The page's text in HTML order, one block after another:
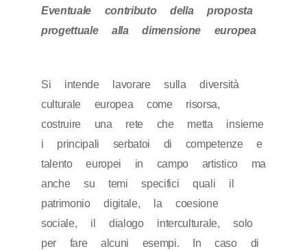
Eventuale contributo della proposta
progettuale alla dimensione europea
Si intende lavorare sulla diversità
culturale europea come risorsa,
costruire una rete che metta insieme
i principali serbatoi di competenze e
talento europei in campo artistico ma
anche su temi specifici quali il
patrimonio digitale, la coesione
sociale, il dialogo interculturale, solo
per fare alcuni esempi. In caso di